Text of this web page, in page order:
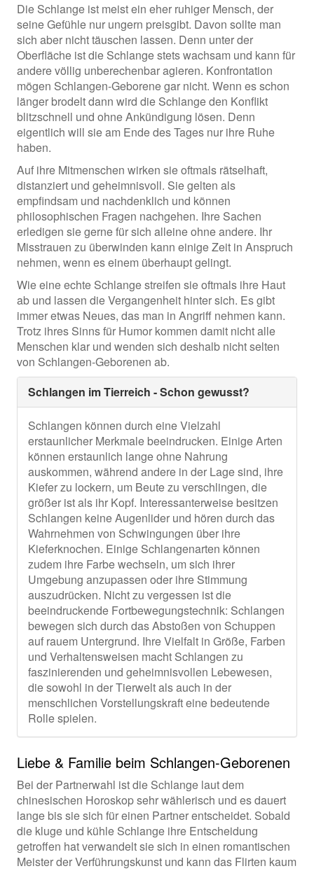
Die Schlange ist meist ein eher ruhiger Mensch, der
seine Gefühle nur ungern preisgibt. Davon sollte man
sich aber nicht täuschen lassen. Denn unter der
Oberfläche ist die Schlange stets wachsam und kann für
andere völlig unberechenbar agieren. Konfrontation
mögen Schlangen-Geborene gar nicht. Wenn es schon
länger brodelt dann wird die Schlange den Konflikt
blitzschnell und ohne Ankündigung lösen. Denn
eigentlich will sie am Ende des Tages nur ihre Ruhe
haben.
Auf ihre Mitmenschen wirken sie oftmals rätselhaft,
distanziert und geheimnisvoll. Sie gelten als
empfindsam und nachdenklich und können
philosophischen Fragen nachgehen. Ihre Sachen
erledigen sie gerne für sich alleine ohne andere. Ihr
Misstrauen zu überwinden kann einige Zeit in Anspruch
nehmen, wenn es einem überhaupt gelingt.
Wie eine echte Schlange streifen sie oftmals ihre Haut
ab und lassen die Vergangenheit hinter sich. Es gibt
immer etwas Neues, das man in Angriff nehmen kann.
Trotz ihres Sinns für Humor kommen damit nicht alle
Menschen klar und wenden sich deshalb nicht selten
von Schlangen-Geborenen ab.
Schlangen im Tierreich - Schon gewusst?
Schlangen können durch eine Vielzahl
erstaunlicher Merkmale beeindrucken. Einige Arten
können erstaunlich lange ohne Nahrung
auskommen, während andere in der Lage sind, ihre
Kiefer zu lockern, um Beute zu verschlingen, die
größer ist als ihr Kopf. Interessanterweise besitzen
Schlangen keine Augenlider und hören durch das
Wahrnehmen von Schwingungen über ihre
Kieferknochen. Einige Schlangenarten können
zudem ihre Farbe wechseln, um sich ihrer
Umgebung anzupassen oder ihre Stimmung
auszudrücken. Nicht zu vergessen ist die
beeindruckende Fortbewegungstechnik: Schlangen
bewegen sich durch das Abstoßen von Schuppen
auf rauem Untergrund. Ihre Vielfalt in Größe, Farben
und Verhaltensweisen macht Schlangen zu
faszinierenden und geheimnisvollen Lebewesen,
die sowohl in der Tierwelt als auch in der
menschlichen Vorstellungskraft eine bedeutende
Rolle spielen.
Liebe & Familie beim Schlangen-Geborenen
Bei der Partnerwahl ist die Schlange laut dem
chinesischen Horoskop sehr wählerisch und es dauert
lange bis sie sich für einen Partner entscheidet. Sobald
die kluge und kühle Schlange ihre Entscheidung
getroffen hat verwandelt sie sich in einen romantischen
Meister der Verführungskunst und kann das Flirten kaum